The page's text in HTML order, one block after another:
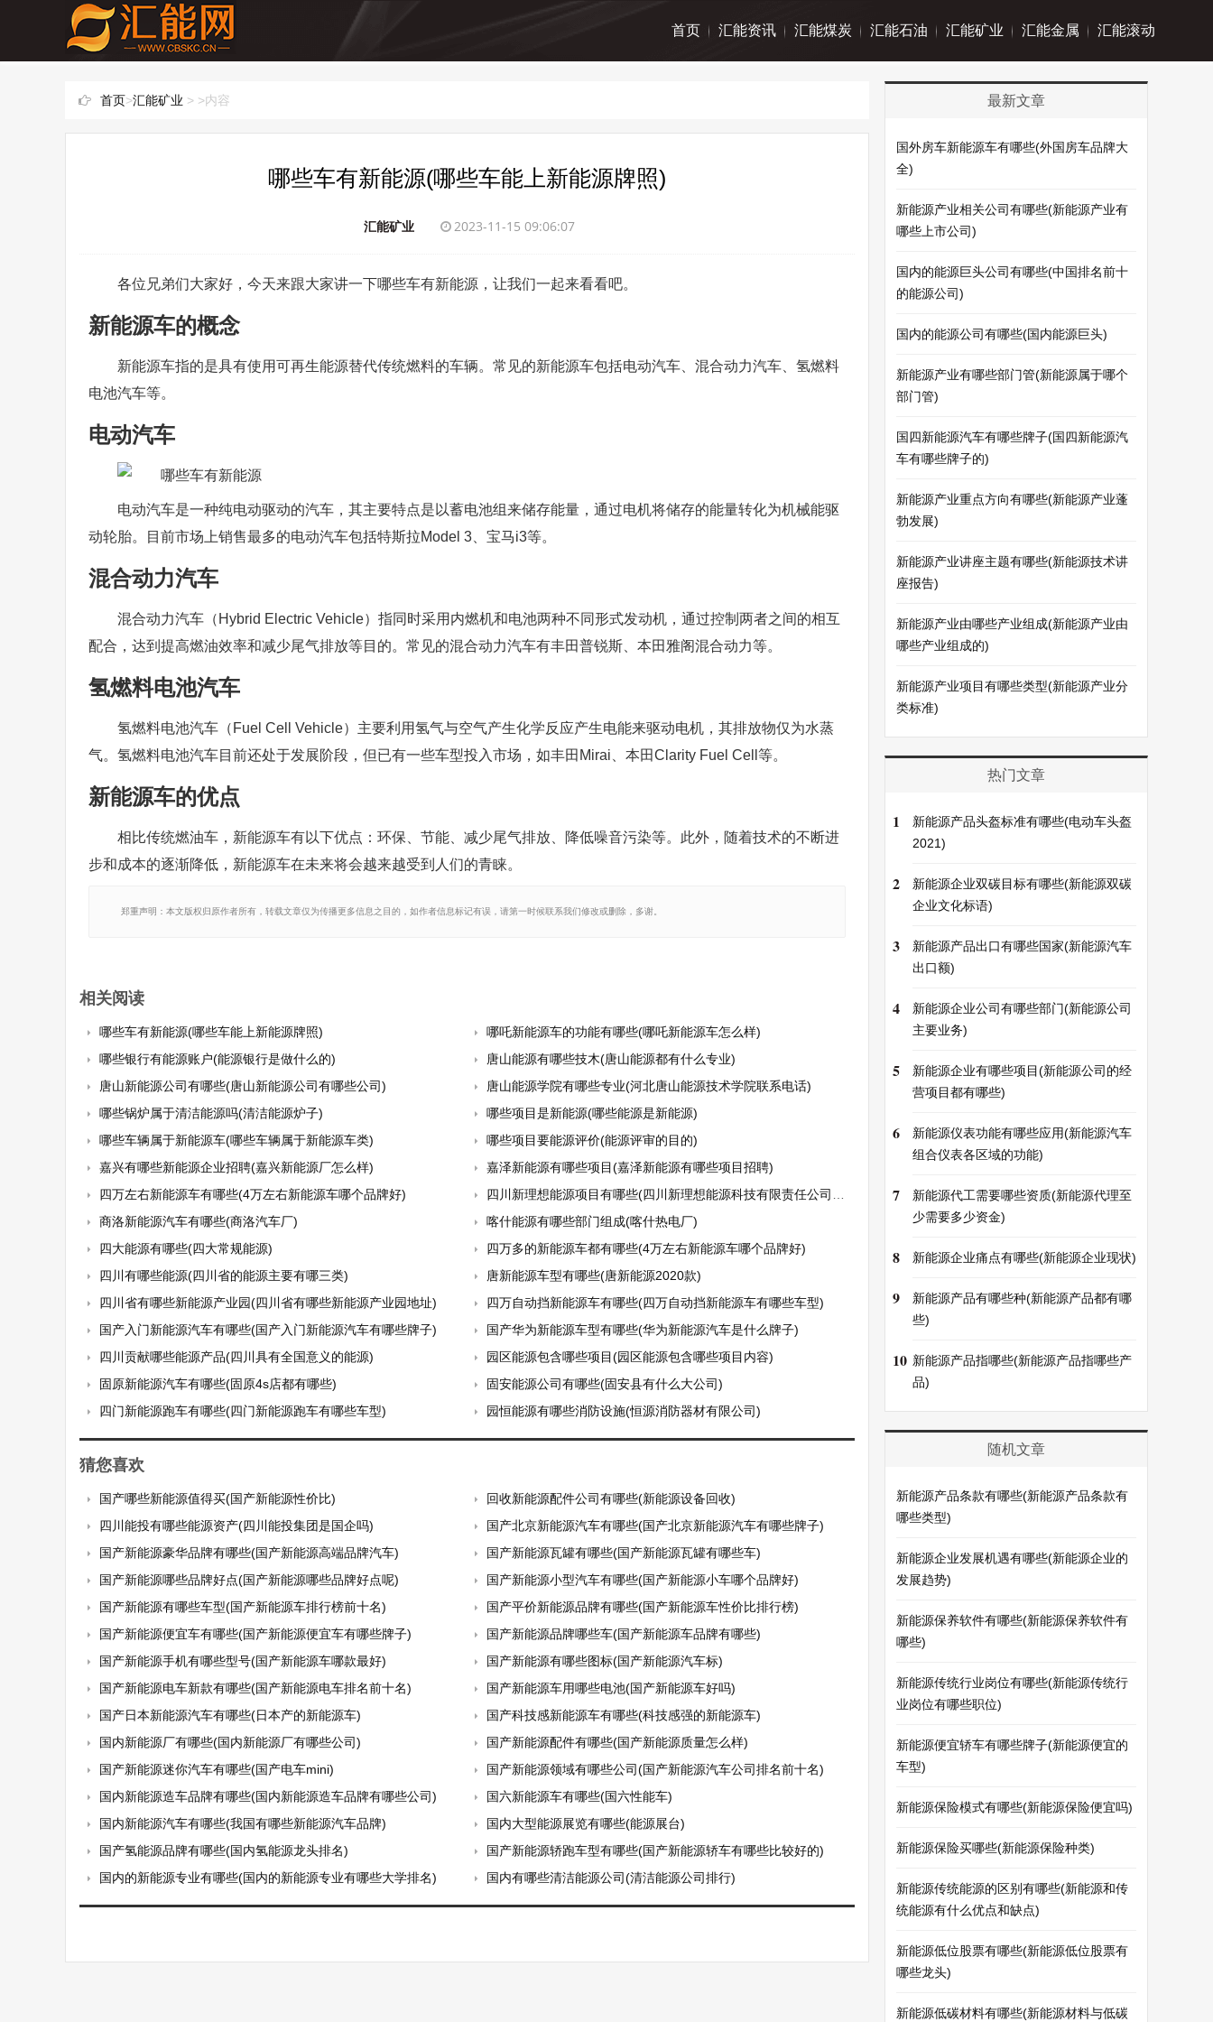
首页 汇能资讯 汇能煤炭 汇能石油 汇能矿业 汇能金属 汇能滚动
首页>汇能矿业 > >内容
哪些车有新能源(哪些车能上新能源牌照)
汇能矿业 2023-11-15 09:06:07
各位兄弟们大家好，今天来跟大家讲一下哪些车有新能源，让我们一起来看看吧。
新能源车的概念
新能源车指的是具有使用可再生能源替代传统燃料的车辆。常见的新能源车包括电动汽车、混合动力汽车、氢燃料
电池汽车等。
电动汽车
电动汽车是一种纯电动驱动的汽车，其主要特点是以蓄电池组来储存能量，通过电机将储存的能量转化为机械能驱
动轮胎。目前市场上销售最多的电动汽车包括特斯拉Model 3、宝马i3等。
混合动力汽车
混合动力汽车（Hybrid Electric Vehicle）指同时采用内燃机和电池两种不同形式发动机，通过控制两者之间的相互
配合，达到提高燃油效率和减少尾气排放等目的。常见的混合动力汽车有丰田普锐斯、本田雅阁混合动力等。
氢燃料电池汽车
氢燃料电池汽车（Fuel Cell Vehicle）主要利用氢气与空气产生化学反应产生电能来驱动电机，其排放物仅为水蒸
气。氢燃料电池汽车目前还处于发展阶段，但已有一些车型投入市场，如丰田Mirai、本田Clarity Fuel Cell等。
新能源车的优点
相比传统燃油车，新能源车有以下优点：环保、节能、减少尾气排放、降低噪音污染等。此外，随着技术的不断进
步和成本的逐渐降低，新能源车在未来将会越来越受到人们的青睐。
郑重声明：本文版权归原作者所有，转载文章仅为传播更多信息之目的，如作者信息标记有误，请第一时候联系我们修改或删除，多谢。
相关阅读
哪些车有新能源(哪些车能上新能源牌照)
哪吒新能源车的功能有哪些(哪吒新能源车怎么样)
哪些银行有能源账户(能源银行是做什么的)
唐山能源有哪些技木(唐山能源都有什么专业)
唐山新能源公司有哪些(唐山新能源公司有哪些公司)
唐山能源学院有哪些专业(河北唐山能源技术学院联系电话)
哪些锅炉属于清洁能源吗(清洁能源炉子)
哪些项目是新能源(哪些能源是新能源)
哪些车辆属于新能源车(哪些车辆属于新能源车类)
哪些项目要能源评价(能源评审的目的)
嘉兴有哪些新能源企业招聘(嘉兴新能源厂怎么样)
嘉泽新能源有哪些项目(嘉泽新能源有哪些项目招聘)
四万左右新能源车有哪些(4万左右新能源车哪个品牌好)
四川新理想能源项目有哪些(四川新理想能源科技有限责任公司招标)
商洛新能源汽车有哪些(商洛汽车厂)
喀什能源有哪些部门组成(喀什热电厂)
四大能源有哪些(四大常规能源)
四万多的新能源车都有哪些(4万左右新能源车哪个品牌好)
四川有哪些能源(四川省的能源主要有哪三类)
唐新能源车型有哪些(唐新能源2020款)
四川省有哪些新能源产业园(四川省有哪些新能源产业园地址)
四万自动挡新能源车有哪些(四万自动挡新能源车有哪些车型)
国产入门新能源汽车有哪些(国产入门新能源汽车有哪些牌子)
国产华为新能源车型有哪些(华为新能源汽车是什么牌子)
四川贡献哪些能源产品(四川具有全国意义的能源)
园区能源包含哪些项目(园区能源包含哪些项目内容)
固原新能源汽车有哪些(固原4s店都有哪些)
固安能源公司有哪些(固安县有什么大公司)
四门新能源跑车有哪些(四门新能源跑车有哪些车型)
园恒能源有哪些消防设施(恒源消防器材有限公司)
猜您喜欢
国产哪些新能源值得买(国产新能源性价比)
回收新能源配件公司有哪些(新能源设备回收)
四川能投有哪些能源资产(四川能投集团是国企吗)
国产北京新能源汽车有哪些(国产北京新能源汽车有哪些牌子)
国产新能源豪华品牌有哪些(国产新能源高端品牌汽车)
国产新能源瓦罐有哪些(国产新能源瓦罐有哪些车)
国产新能源哪些品牌好点(国产新能源哪些品牌好点呢)
国产新能源小型汽车有哪些(国产新能源小车哪个品牌好)
国产新能源有哪些车型(国产新能源车排行榜前十名)
国产平价新能源品牌有哪些(国产新能源车性价比排行榜)
国产新能源便宜车有哪些(国产新能源便宜车有哪些牌子)
国产新能源品牌哪些车(国产新能源车品牌有哪些)
国产新能源手机有哪些型号(国产新能源车哪款最好)
国产新能源有哪些图标(国产新能源汽车标)
国产新能源电车新款有哪些(国产新能源电车排名前十名)
国产新能源车用哪些电池(国产新能源车好吗)
国产日本新能源汽车有哪些(日本产的新能源车)
国产科技感新能源车有哪些(科技感强的新能源车)
国内新能源厂有哪些(国内新能源厂有哪些公司)
国产新能源配件有哪些(国产新能源质量怎么样)
国产新能源迷你汽车有哪些(国产电车mini)
国产新能源领域有哪些公司(国产新能源汽车公司排名前十名)
国内新能源造车品牌有哪些(国内新能源造车品牌有哪些公司)
国六新能源车有哪些(国六性能车)
国内新能源汽车有哪些(我国有哪些新能源汽车品牌)
国内大型能源展览有哪些(能源展台)
国产氢能源品牌有哪些(国内氢能源龙头排名)
国产新能源轿跑车型有哪些(国产新能源轿车有哪些比较好的)
国内的新能源专业有哪些(国内的新能源专业有哪些大学排名)
国内有哪些清洁能源公司(清洁能源公司排行)
最新文章
国外房车新能源车有哪些(外国房车品牌大
全)
新能源产业相关公司有哪些(新能源产业有
哪些上市公司)
国内的能源巨头公司有哪些(中国排名前十
的能源公司)
国内的能源公司有哪些(国内能源巨头)
新能源产业有哪些部门管(新能源属于哪个
部门管)
国四新能源汽车有哪些牌子(国四新能源汽
车有哪些牌子的)
新能源产业重点方向有哪些(新能源产业蓬
勃发展)
新能源产业讲座主题有哪些(新能源技术讲
座报告)
新能源产业由哪些产业组成(新能源产业由
哪些产业组成的)
新能源产业项目有哪些类型(新能源产业分
类标准)
热门文章
1
新能源产品头盔标准有哪些(电动车头盔
2021)
2
新能源企业双碳目标有哪些(新能源双碳
企业文化标语)
3
新能源产品出口有哪些国家(新能源汽车
出口额)
4
新能源企业公司有哪些部门(新能源公司
主要业务)
5
新能源企业有哪些项目(新能源公司的经
营项目都有哪些)
6
新能源仪表功能有哪些应用(新能源汽车
组合仪表各区域的功能)
7
新能源代工需要哪些资质(新能源代理至
少需要多少资金)
8 新能源企业痛点有哪些(新能源企业现状)
9
新能源产品有哪些种(新能源产品都有哪
些)
10 新能源产品指哪些(新能源产品指哪些产
品)
随机文章
新能源产品条款有哪些(新能源产品条款有
哪些类型)
新能源企业发展机遇有哪些(新能源企业的
发展趋势)
新能源保养软件有哪些(新能源保养软件有
哪些)
新能源传统行业岗位有哪些(新能源传统行
业岗位有哪些职位)
新能源便宜轿车有哪些牌子(新能源便宜的
车型)
新能源保险模式有哪些(新能源保险便宜吗)
新能源保险买哪些(新能源保险种类)
新能源传统能源的区别有哪些(新能源和传
统能源有什么优点和缺点)
新能源低位股票有哪些(新能源低位股票有
哪些龙头)
新能源低碳材料有哪些(新能源材料与低碳